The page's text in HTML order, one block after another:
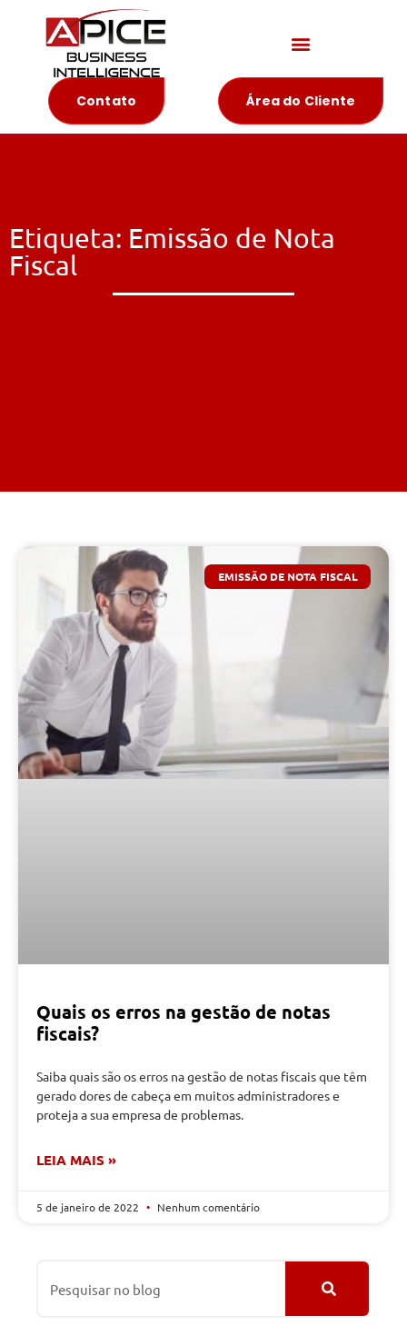
Contato Área do Cliente
Etiqueta: Emissão de Nota
Fiscal
EMISSÃO DE NOTA FISCAL
Quais os erros na gestão de notas
fiscais?
Saiba quais são os erros na gestão de notas fiscais que têm
gerado dores de cabeça em muitos administradores e
proteja a sua empresa de problemas.
LEIA MAIS »
5 de janeiro de 2022 Nenhum comentário